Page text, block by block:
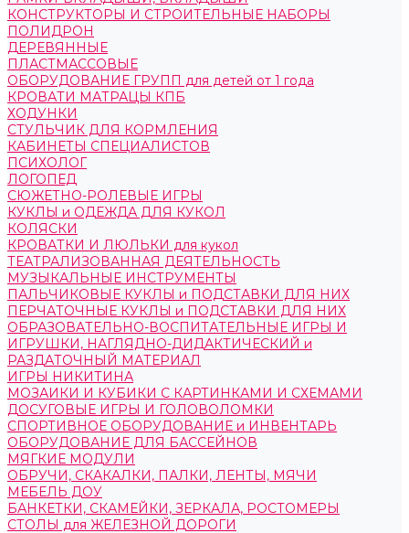
КОНСТРУКТОРЫ И СТРОИТЕЛЬНЫЕ НАБОРЫ
ПОЛИДРОН
ДЕРЕВЯННЫЕ
ПЛАСТМАССОВЫЕ
ОБОРУДОВАНИЕ ГРУПП для детей от 1 года
КРОВАТИ МАТРАЦЫ КПБ
ХОДУНКИ
СТУЛЬЧИК ДЛЯ КОРМЛЕНИЯ
КАБИНЕТЫ СПЕЦИАЛИСТОВ
ПСИХОЛОГ
ЛОГОПЕД
СЮЖЕТНО-РОЛЕВЫЕ ИГРЫ
КУКЛЫ и ОДЕЖДА ДЛЯ КУКОЛ
КОЛЯСКИ
КРОВАТКИ И ЛЮЛЬКИ для кукол
ТЕАТРАЛИЗОВАННАЯ ДЕЯТЕЛЬНОСТЬ
МУЗЫКАЛЬНЫЕ ИНСТРУМЕНТЫ
ПАЛЬЧИКОВЫЕ КУКЛЫ и ПОДСТАВКИ ДЛЯ НИХ
ПЕРЧАТОЧНЫЕ КУКЛЫ и ПОДСТАВКИ ДЛЯ НИХ
ОБРАЗОВАТЕЛЬНО-ВОСПИТАТЕЛЬНЫЕ ИГРЫ И
ИГРУШКИ, НАГЛЯДНО-ДИДАКТИЧЕСКИЙ и
РАЗДАТОЧНЫЙ МАТЕРИАЛ
ИГРЫ НИКИТИНА
МОЗАИКИ И КУБИКИ С КАРТИНКАМИ И СХЕМАМИ
ДОСУГОВЫЕ ИГРЫ И ГОЛОВОЛОМКИ
СПОРТИВНОЕ ОБОРУДОВАНИЕ и ИНВЕНТАРЬ
ОБОРУДОВАНИЕ ДЛЯ БАССЕЙНОВ
МЯГКИЕ МОДУЛИ
ОБРУЧИ, СКАКАЛКИ, ПАЛКИ, ЛЕНТЫ, МЯЧИ
МЕБЕЛЬ ДОУ
БАНКЕТКИ, СКАМЕЙКИ, ЗЕРКАЛА, РОСТОМЕРЫ
СТОЛЫ для ЖЕЛЕЗНОЙ ДОРОГИ